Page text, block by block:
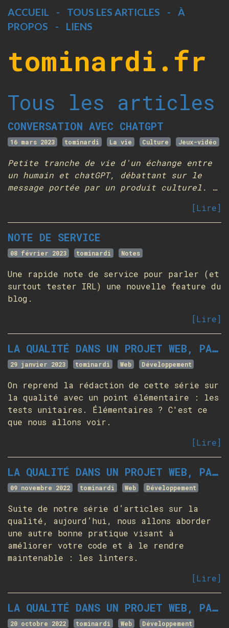
ACCUEIL - TOUS LES ARTICLES -
À
PROPOS
- LIENS
tominardi.fr
Tous les articles
CONVERSATION AVEC CHATGPT
16 mars 2023 tominardi La vie Culture Jeux-vidéo
Petite tranche de vie d'un échange entre
un humain et chatGPT, débattant sur le
message portée par un produit culturel.
…
[Lire]
NOTE DE SERVICE
08 février 2023 tominardi Notes
Une rapide note de service pour parler (et
surtout tester IRL) une nouvelle feature du
blog.
[Lire]
LA QUALITÉ DANS UN PROJET WEB, PARTIE 5 - TESTS UNITAIRES
29 janvier 2023 tominardi Web Développement
On reprend la rédaction de cette série sur
la qualité avec un point élémentaire : les
tests unitaires. Élémentaires ? C'est ce
que nous allons voir.
[Lire]
LA QUALITÉ DANS UN PROJET WEB, PARTIE 4 - CODE LINTING
09 novembre 2022 tominardi Web Développement
Suite de notre série d’articles sur la
qualité, aujourd’hui, nous allons aborder
une autre bonne pratique visant à
améliorer votre code et à le rendre
maintenable : les linters.
[Lire]
LA QUALITÉ DANS UN PROJET WEB, PARTIE 3 - CODE STYLING
20 octobre 2022 tominardi Web Développement